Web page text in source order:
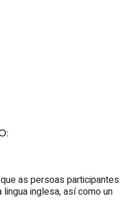
:
as persoas participantes
lingua inglesa, así como un